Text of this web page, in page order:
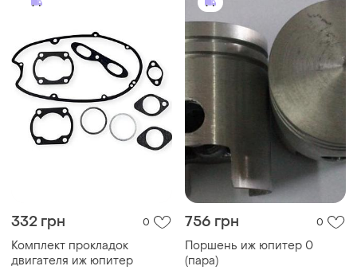
332 грн 0
Комплект прокладок
двигателя иж юпитер
756 грн 0
Поршень иж юпитер 0
(пара)